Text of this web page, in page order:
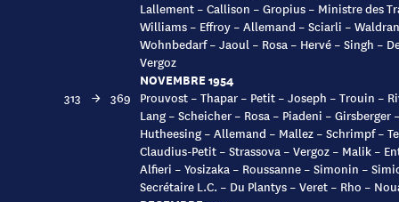
Lallement – Callison – Gropius – Ministre des
Williams – Effroy – Allemand – Sciarli –
Wohnbedarf – Jaoul – Rosa – Hervé – Singh –
Vergoz
NOVEMBRE 1954
313 → 369 Prouvost – Thapar – Petit – Joseph – Trouin –
Lang – Scheicher – Rosa – Piadeni –
Hutheesing – Allemand – Mallez – Schrimpf –
Claudius-Petit – Strassova – Vergoz – Malik –
Alfieri – Yosizaka – Roussanne – Simonin –
Secrétaire L.C. – Du Plantys – Veret – Rho –